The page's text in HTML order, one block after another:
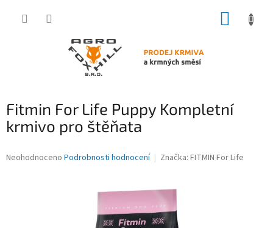
Fitmin For Life Puppy Kompletní
krmivo pro štěňata
Průměrné
Neohodnoceno Podrobnosti hodnocení Značka: FITMIN For Life